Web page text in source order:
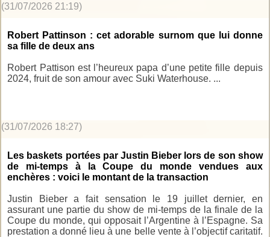
(31/07/2026 21:19)
Robert Pattinson : cet adorable surnom que lui donne
sa fille de deux ans
Robert Pattison est l’heureux papa d’une petite fille depuis
2024, fruit de son amour avec Suki Waterhouse. ...
(31/07/2026 18:27)
Les baskets portées par Justin Bieber lors de son show
de mi-temps à la Coupe du monde vendues aux
enchères : voici le montant de la transaction
Justin Bieber a fait sensation le 19 juillet dernier, en
assurant une partie du show de mi-temps de la finale de la
Coupe du monde, qui opposait l’Argentine à l’Espagne. Sa
prestation a donné lieu à une belle vente à l’objectif caritatif.